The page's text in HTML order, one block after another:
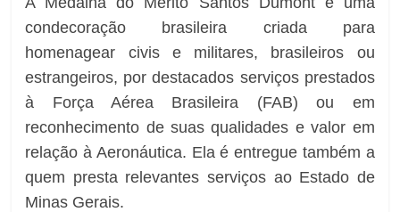
condecoração brasileira criada para
homenagear civis e militares, brasileiros ou
estrangeiros, por destacados serviços prestados
à Força Aérea Brasileira (FAB) ou em
reconhecimento de suas qualidades e valor em
relação à Aeronáutica. Ela é entregue também a
quem presta relevantes serviços ao Estado de
Minas Gerais.